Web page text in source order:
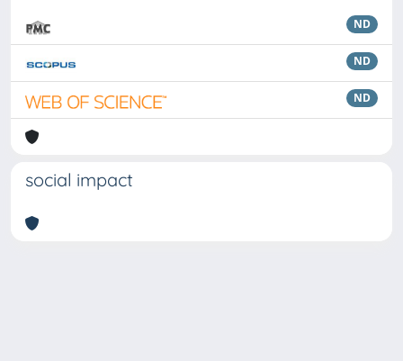
ND
ND
ND
social impact